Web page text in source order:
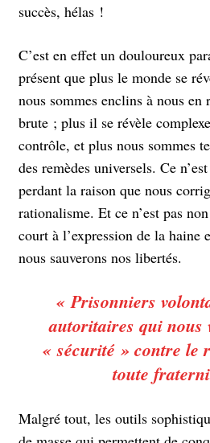
succès, hélas !
C’est en effet un douloureux
présent que plus le monde se
nous sommes enclins à nous en
brute ; plus il se révèle
contrôle, et plus nous sommes
des remèdes universels. Ce
perdant la raison que nous
rationalisme. Et ce n’est pas
court à l’expression de la haine
nous sauverons nos libertés.
« Prisonniers
autoritaires qui nous
« sécurité » contre le
toute
Malgré tout, les outils